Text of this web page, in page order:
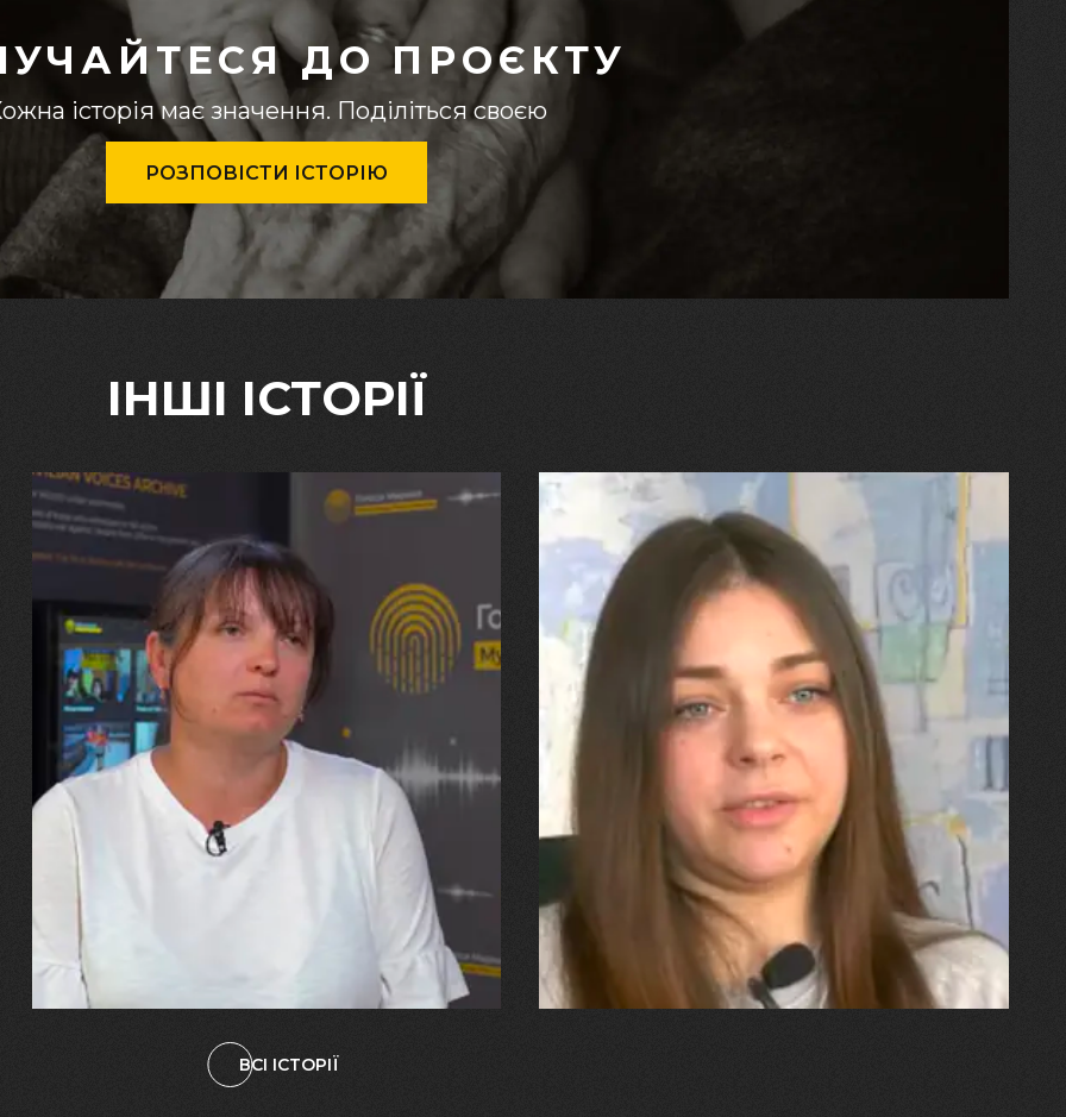
ДО ПРОЄКТУ
історія має значення. Поділіться своєю
РОЗПОВІСТИ ІСТОРІЮ
ІНШІ ІСТОРІЇ
29.07.2026
Марина, Ваїд та Аміна Харченко
"Попри всі втрати, ми не
зламалися: тепер я бачу
свого вбитого чоловіка у
наших дітях"
27.07.2026
"Я перенесла 11 операцій, та
плакала від фантомного
болю. Але маленька донька
бере за руку і змушує йти
далі"
ВСІ ІСТОРІЇ